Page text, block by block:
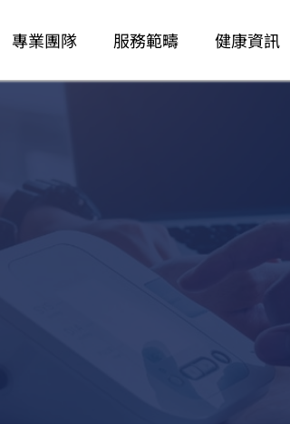
專業團隊 服務範疇 健康資訊